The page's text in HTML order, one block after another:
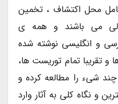
محل اکتشاف ، تخمین
می باشند و همه ی
و انگلیسی نوشته شده
تقریبا تمام توریست ها،
شیء را مطالعه کرده و
و نگاه کلی به آثار وارد